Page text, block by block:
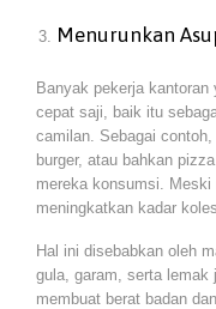
Menurunkan
Banyak pekerja
cepat saji, baik itu
camilan. Sebagai contoh,
burger, atau bahkan
mereka konsumsi.
meningkatkan kadar
Hal ini disebabkan oleh
gula, garam, serta lemak
membuat berat badan